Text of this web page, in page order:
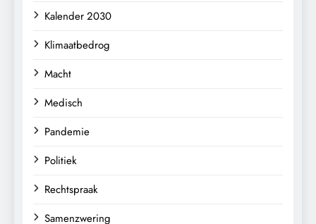
Kalender 2030
Klimaatbedrog
Macht
Medisch
Pandemie
Politiek
Rechtspraak
Samenzwering